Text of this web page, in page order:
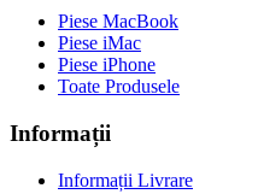
Piese MacBook
Piese iMac
Piese iPhone
Toate Produsele
Informații
Informații Livrare